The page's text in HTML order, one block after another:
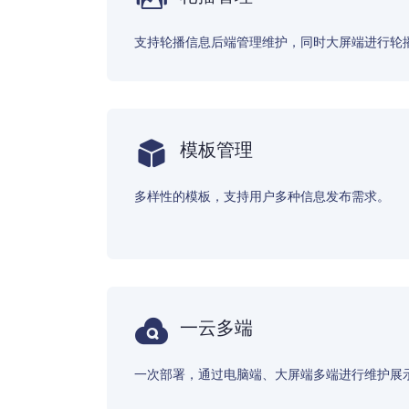
支持轮播信息后端管理维护，同时大屏端进行轮
模板管理
多样性的模板，支持用户多种信息发布需求。
一云多端
一次部署，通过电脑端、大屏端多端进行维护展